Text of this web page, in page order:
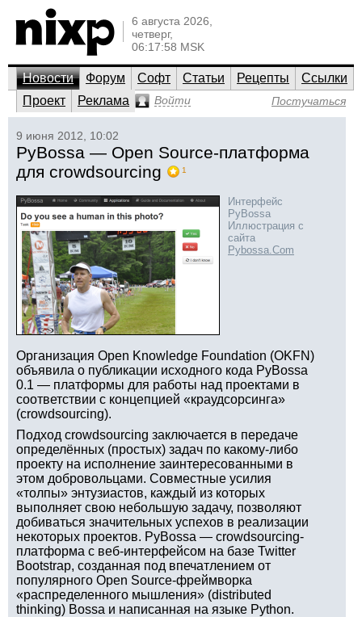
6 августа 2026,
четверг,
06:17:58 MSK
Новости Форум Софт Статьи Рецепты
Ссылки
Проект
Реклама Войти Постучаться
9 июня 2012, 10:02
PyBossa — Open Source-платформа
для crowdsourcing
1
Интерфейс
PyBossa
Иллюстрация с
сайта
Pybossa.Com
Организация Open Knowledge Foundation (OKFN)
объявила о публикации исходного кода PyBossa
0.1 — платформы для работы над проектами в
соответствии с концепцией «краудсорсинга»
(crowdsourcing).
Подход crowdsourcing заключается в передаче
определённых (простых) задач по какому-либо
проекту на исполнение заинтересованными в
этом добровольцами. Совместные усилия
«толпы» энтузиастов, каждый из которых
выполняет свою небольшую задачу, позволяют
добиваться значительных успехов в реализации
некоторых проектов. PyBossa — crowdsourcing-
платформа с веб-интерфейсом на базе Twitter
Bootstrap, созданная под впечатлением от
популярного Open Source-фреймворка
«распределенного мышления» (distributed
thinking) Bossa и написанная на языке Python.